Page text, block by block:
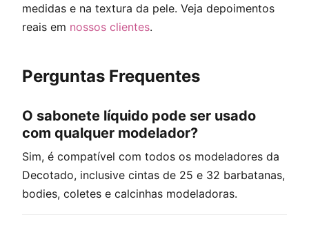
medidas e na textura da pele. Veja depoimentos
reais em nossos clientes.
Perguntas Frequentes
O sabonete líquido pode ser usado
com qualquer modelador?
Sim, é compatível com todos os modeladores da
Decotado, inclusive cintas de 25 e 32 barbatanas,
bodies, coletes e calcinhas modeladoras.